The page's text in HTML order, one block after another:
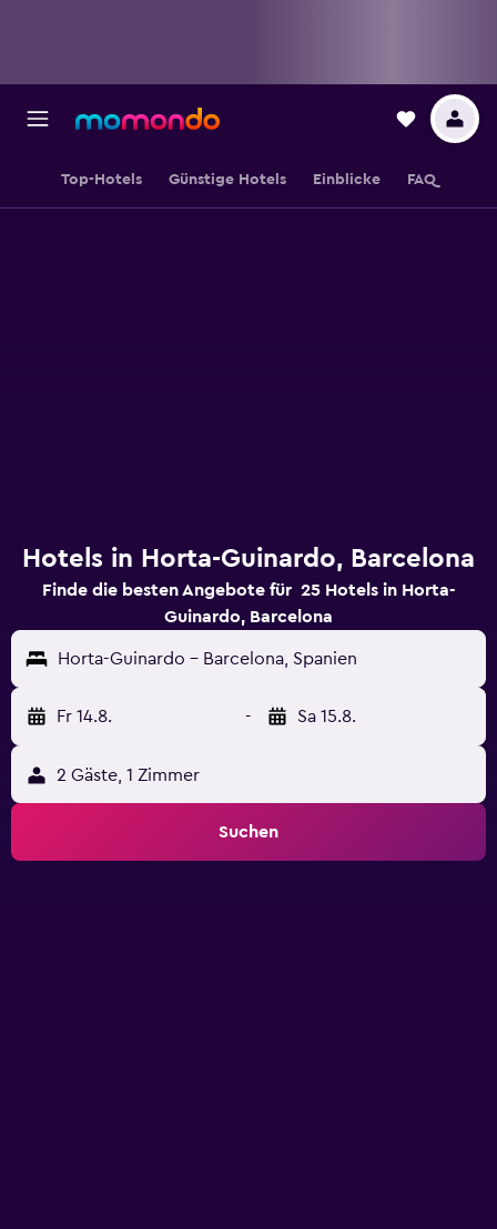
Top-Hotels Günstige Hotels Einblicke FAQ
Hotels in Horta-Guinardo, Barcelona
Finde die besten Angebote für 25 Hotels in Horta-
Guinardo, Barcelona
Horta-Guinardo - Barcelona, Spanien
Fr 14.8. - Sa 15.8.
2 Gäste, 1 Zimmer
Suchen